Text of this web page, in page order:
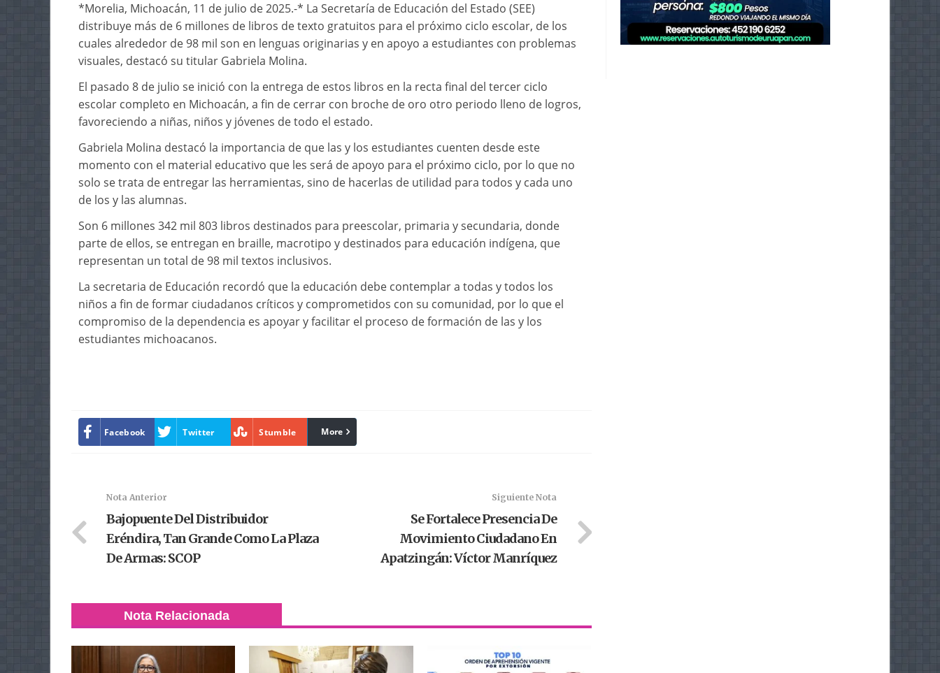
*Morelia, Michoacán, 11 de julio de 2025.-* La Secretaría de Educación del Estado (SEE)
distribuye más de 6 millones de libros de texto gratuitos para el próximo ciclo escolar, de los
cuales alrededor de 98 mil son en lenguas originarias y en apoyo a estudiantes con problemas
visuales, destacó su titular Gabriela Molina.
El pasado 8 de julio se inició con la entrega de estos libros en la recta final del tercer ciclo
escolar completo en Michoacán, a fin de cerrar con broche de oro otro periodo lleno de logros,
favoreciendo a niñas, niños y jóvenes de todo el estado.
Gabriela Molina destacó la importancia de que las y los estudiantes cuenten desde este
momento con el material educativo que les será de apoyo para el próximo ciclo, por lo que no
solo se trata de entregar las herramientas, sino de hacerlas de utilidad para todos y cada uno
de los y las alumnas.
Son 6 millones 342 mil 803 libros destinados para preescolar, primaria y secundaria, donde
parte de ellos, se entregan en braille, macrotipo y destinados para educación indígena, que
representan un total de 98 mil textos inclusivos.
La secretaria de Educación recordó que la educación debe contemplar a todas y todos los
niños a fin de formar ciudadanos críticos y comprometidos con su comunidad, por lo que el
compromiso de la dependencia es apoyar y facilitar el proceso de formación de las y los
estudiantes michoacanos.
Facebook Twitter Stumble linkedin
More
Nota Anterior
Bajopuente Del Distribuidor
Eréndira, Tan Grande Como La Plaza
De Armas: SCOP
Siguiente Nota
Se Fortalece Presencia De
Movimiento Ciudadano En
Apatzingán: Víctor Manríquez
Nota Relacionada